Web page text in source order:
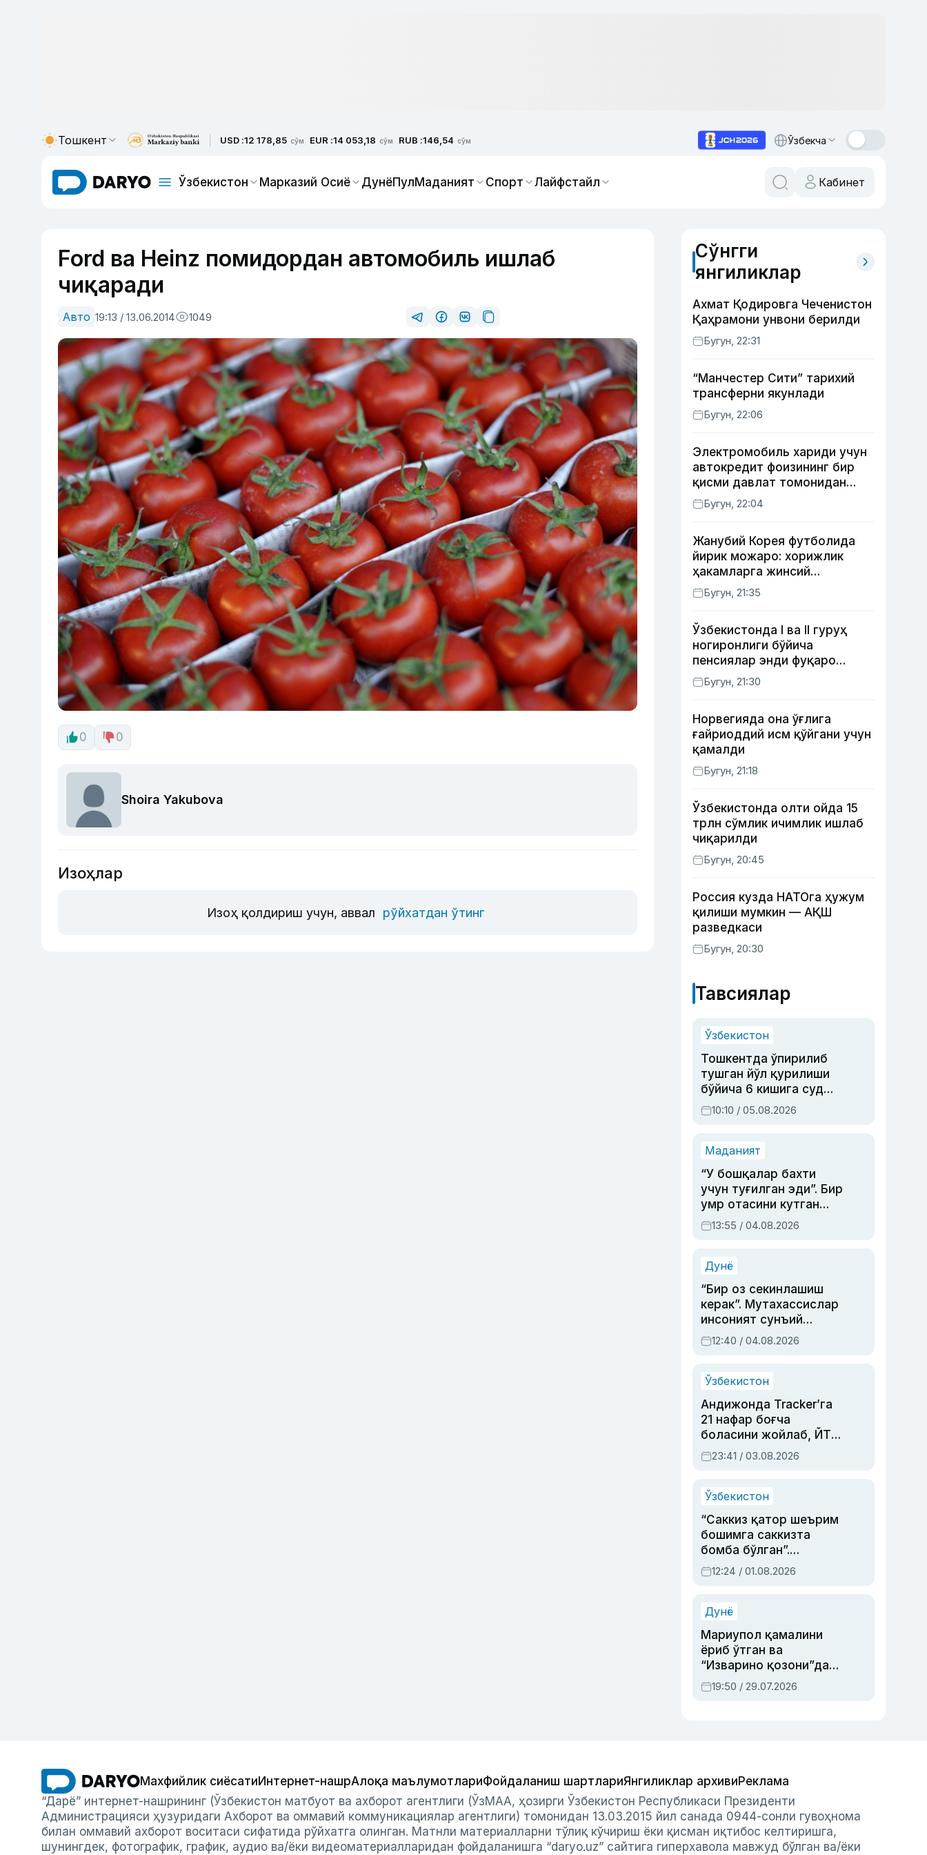
Тошкент USD :12 178,85 сўм EUR :14 053,18 сўм RUB :146,54 сўм Ўзбекча
Ўзбекистон Марказий Осиё ДунёПулМаданият Спорт Лайфстайл Кабинет
Ford ва Heinz помидордан автомобиль ишлаб
чиқаради
Авто 19:13 / 13.06.2014 1049
0 0
Shoira Yakubova
Изоҳлар
Изоҳ қолдириш учун, аввал рўйхатдан ўтинг
Сўнгги
янгиликлар
Ахмат Қодировга Чеченистон
Қаҳрамони унвони берилди
Бугун, 22:31
“Манчестер Сити” тарихий
трансферни якунлади
Бугун, 22:06
Электромобиль хариди учун
автокредит фоизининг бир
қисми давлат томонидан
қоплаб берилиши мумкин
Бугун, 22:04
Жанубий Корея футболида
йирик можаро: хорижлик
ҳакамларга жинсий
хизматлар кўрсатилгани
маълум қилинди
Бугун, 21:35
Ўзбекистонда I ва II гуруҳ
ногиронлиги бўйича
пенсиялар энди фуқаро
мурожаатисиз тайинланиши
мумкин
Бугун, 21:30
Норвегияда она ўғлига
ғайриоддий исм қўйгани учун
қамалди
Бугун, 21:18
Ўзбекистонда олти ойда 15
трлн сўмлик ичимлик ишлаб
чиқарилди
Бугун, 20:45
Россия кузда НАТОга ҳужум
қилиши мумкин — АҚШ
разведкаси
Бугун, 20:30
Тавсиялар
Ўзбекистон
Тошкентда ўпирилиб
тушган йўл қурилиши
бўйича 6 кишига суд
ҳукми ўқилди
10:10 / 05.08.2026
Маданият
“У бошқалар бахти
учун туғилган эди”. Бир
умр отасини кутган
актриса ва дубльяж
устаси Римма
синовларга тўла ҳаёти
13:55 / 04.08.2026
Дунё
“Бир оз секинлашиш
керак”. Мутахассислар
инсоният сунъий
интеллектни бошқара
олмай қолишидан
12:40 / 04.08.2026
Ўзбекистон
Андижонда Tracker’га
21 нафар боғча
боласини жойлаб, ЙТҲ
содир этган аёлга суд
ҳукми ўқилди
23:41 / 03.08.2026
Ўзбекистон
“Саккиз қатор шеърим
бошимга саккизта
бомба бўлган”.
Абдулла Ориповни
сиёсий айбловлардан
12:24 / 01.08.2026
Дунё
Мариупол қамалини
ёриб ўтган ва
“Изварино қозони”дан
чиққан қаҳрамон —
Украина армияси бош
19:50 / 29.07.2026
Махфийлик сиёсатиИнтернет-нашрАлоқа маълумотлариФойдаланиш шартлариЯнгиликлар архивиРеклама
“Дарё” интернет-нашрининг (Ўзбекистон матбуот ва ахборот агентлиги (ЎзМАА, ҳозирги Ўзбекистон Республикаси Президенти
Администрацияси ҳузуридаги Ахборот ва оммавий коммуникациялар агентлиги) томонидан 13.03.2015 йил санада 0944-сонли гувоҳнома
билан оммавий ахборот воситаси сифатида рўйхатга олинган. Матнли материалларни тўлиқ кўчириш ёки қисман иқтибос келтиришга,
шунингдек, фотографик, график, аудио ва/ёки видеоматериалларидан фойдаланишга “daryo.uz” сайтига гиперхавола мавжуд бўлган ва/ёки